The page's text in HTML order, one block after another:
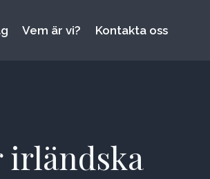
Vem är vi? Kontakta oss
irländska